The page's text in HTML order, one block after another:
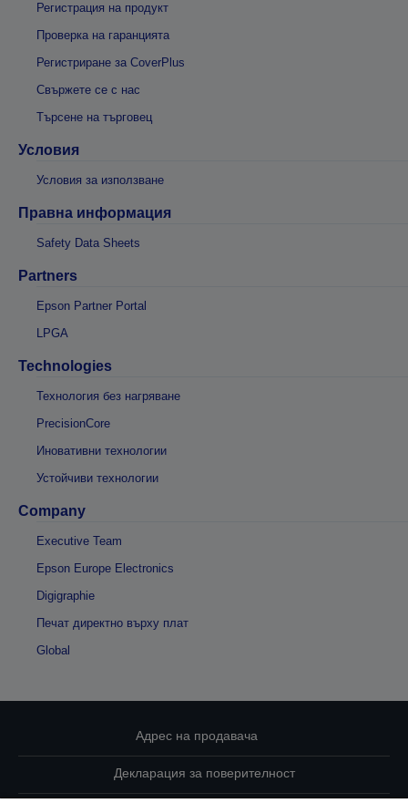
Регистрация на продукт
Проверка на гаранцията
Регистриране за CoverPlus
Свържете се с нас
Търсене на търговец
Условия
Условия за използване
Правна информация
Safety Data Sheets
Partners
Epson Partner Portal
LPGA
Technologies
Технология без нагряване
PrecisionCore
Иновативни технологии
Устойчиви технологии
Company
Executive Team
Epson Europe Electronics
Digigraphie
Печат директно върху плат
Global
Адрес на продавача
Декларация за поверителност